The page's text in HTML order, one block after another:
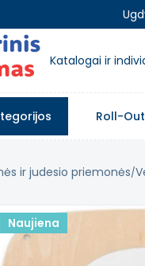
Katalogai ir
Roll-
ir judesio priemonės
Naujiena